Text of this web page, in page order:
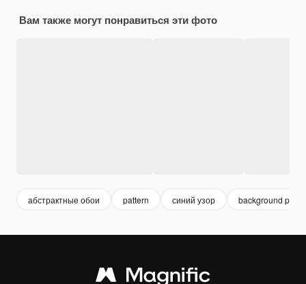
Вам также могут понравиться эти фото
абстрактные обои pattern синий узор background